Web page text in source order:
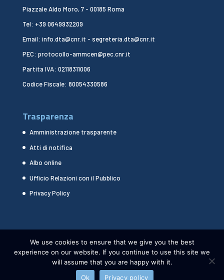
Piazzale Aldo Moro, 7 - 00185 Roma
Tel: +39 0649932209
Email: info.dta@cnr.it - segreteria.dta@cnr.it
PEC: protocollo-ammcen@pec.cnr.it
Partita IVA: 02118311006
Codice Fiscale: 80054330586
Trasparenza
Amministrazione trasparente
Atti di notifica
Albo online
Ufficio Relazioni con il Pubblico
Privacy Policy
CNR DSSTTA 2024 - WEBDESIGN:HEAP DESIGN
We use cookies to ensure that we give you the best
experience on our website. If you continue to use this site we
will assume that you are happy with it.
Ok
Privacy policy